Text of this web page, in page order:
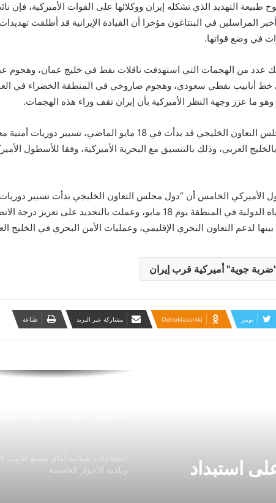
التهديد الذي تشكله إيران ووكلائها على القوات الأميركية، فإن
المراسلين في البنتاغون مؤخرا أن القيادة الإيرانية قد أطلقت
في وضع قواتها.
عدد من الهجمات التي استهدفت ناقلات نفط في خليج عمان، وهجوم
خط أنابيب نفطي سعودي، وهجوم صاروخي في المنطقة الخضراء في
وهو ما عزز وجهة النظر الأميركية بأن إيران تقف وراء هذه الهجمات.
وكانت دول مجلس التعاون الخليجي قد بدأت في 18 مايو الماضي، تسيير
بالخليج العربي، وذلك بالتنسيق مع البحرية الأميركية، وفقا للأسطول
الأميركي الخامس أن “دول مجلس التعاون الخليجي بدأت تسيير دوريات
معززة في المياه الدولية في المنطقة يوم 18 مايو، وعملت بالتحديد على تعزيز درجة
لدعم التعاون البحري الإقليمي، وعمليات الأمن البحري في الخليج
جوية" أميركية قرب إيران
تويتر Odnoklassniki مشاركة عبر البريد طباعة
استبداد
إسرائيل تقصف موقع حماس ردا على
البالونات الحارقة
الحربين
الروسي في الأراضي المحتلة مؤقتًا
وبلدية الأحواز العاصمة